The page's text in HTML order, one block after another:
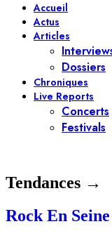
Accueil
Actus
Articles
Dossiers
Chroniques
Live Reports
Concerts
Festivals
Tendances →
Rock En